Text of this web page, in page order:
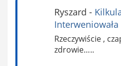
Ryszard -
Rzeczywiście ,
zdrowie…..